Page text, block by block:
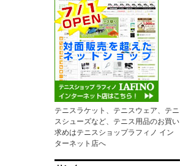
テニスラケット、テニスウェア、テニ
スシューズなど、テニス用品のお買い
求めはテニスショップラフィノ イン
ターネット店へ